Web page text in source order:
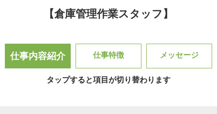
【倉庫管理作業スタッフ】
仕事内容紹介 仕事特徴 メッセージ
タップすると項目が切り替わります